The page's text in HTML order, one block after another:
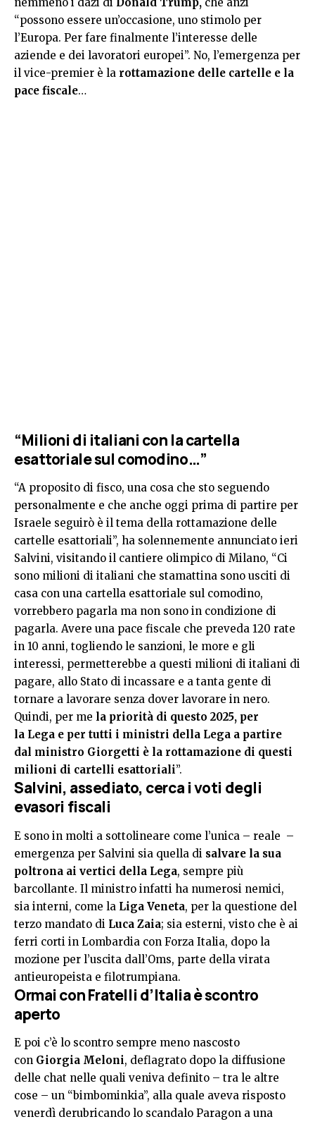
“possono essere un’occasione, uno stimolo per
l’Europa. Per fare finalmente l’interesse delle
aziende e dei lavoratori europei”. No, l’emergenza per
il vice-premier è la rottamazione delle cartelle e la
pace fiscale…
“Milioni di italiani con la cartella
esattoriale sul comodino…”
“A proposito di fisco, una cosa che sto seguendo
personalmente e che anche oggi prima di partire per
Israele seguirò è il tema della rottamazione delle
cartelle esattoriali”, ha solennemente annunciato ieri
Salvini, visitando il cantiere olimpico di Milano, “Ci
sono milioni di italiani che stamattina sono usciti di
casa con una cartella esattoriale sul comodino,
vorrebbero pagarla ma non sono in condizione di
pagarla. Avere una pace fiscale che preveda 120 rate
in 10 anni, togliendo le sanzioni, le more e gli
interessi, permetterebbe a questi milioni di italiani di
pagare, allo Stato di incassare e a tanta gente di
tornare a lavorare senza dover lavorare in nero.
Quindi, per me la priorità di questo 2025, per
la Lega e per tutti i ministri della Lega a partire
dal ministro Giorgetti è la rottamazione di questi
milioni di cartelli esattoriali”.
Salvini, assediato, cerca i voti degli
evasori fiscali
E sono in molti a sottolineare come l’unica – reale –
emergenza per Salvini sia quella di salvare la sua
poltrona ai vertici della Lega, sempre più
barcollante. Il ministro infatti ha numerosi nemici,
sia interni, come la Liga Veneta, per la questione del
terzo mandato di Luca Zaia; sia esterni, visto che è ai
ferri corti in Lombardia con Forza Italia, dopo la
mozione per l’uscita dall’Oms, parte della virata
antieuropeista e filotrumpiana.
Ormai con Fratelli d’Italia è scontro
aperto
E poi c’è lo scontro sempre meno nascosto
con Giorgia Meloni, deflagrato dopo la diffusione
delle chat nelle quali veniva definito – tra le altre
cose – un “bimbominkia”, alla quale aveva risposto
venerdì derubricando lo scandalo Paragon a una